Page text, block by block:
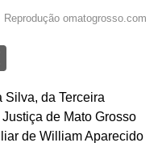
Reprodução omatogrosso.com
Share
Silva, da Terceira
de Mato Grosso
de William Aparecido